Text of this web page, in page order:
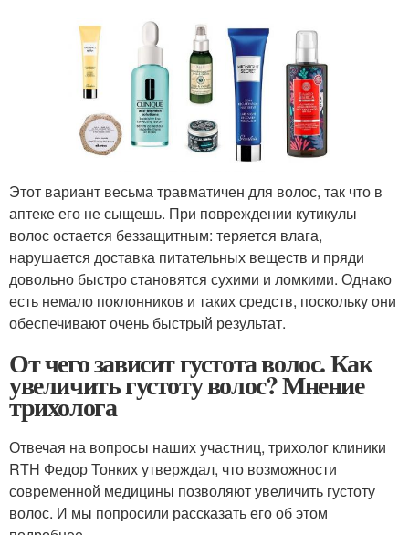
Этот вариант весьма травматичен для волос, так что в
аптеке его не сыщешь. При повреждении кутикулы
волос остается беззащитным: теряется влага,
нарушается доставка питательных веществ и пряди
довольно быстро становятся сухими и ломкими. Однако
есть немало поклонников и таких средств, поскольку они
обеспечивают очень быстрый результат.
От чего зависит густота волос. Как
увеличить густоту волос? Мнение
трихолога
Отвечая на вопросы наших участниц, трихолог клиники
RTH Федор Тонких утверждал, что возможности
современной медицины позволяют увеличить густоту
волос. И мы попросили рассказать его об этом